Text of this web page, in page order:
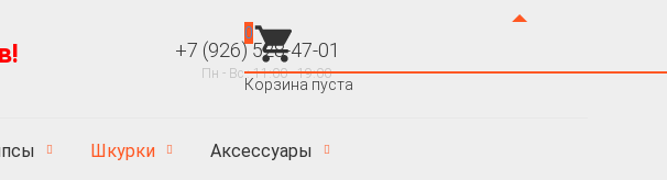
+7 (926) 528-47-01
Пн - Вс : 11:00 - 19:00
0
Корзина пуста
Шкурки Аксессуары